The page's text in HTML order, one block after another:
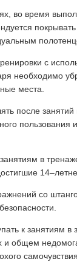
во время
с
необходимо
места.
после
пользования
в
со
к занятиям в
и общем